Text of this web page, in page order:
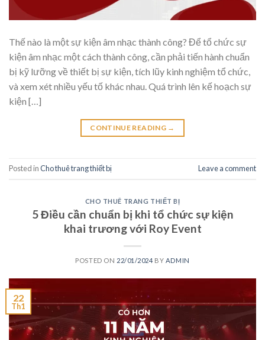
Thế nào là một sự kiện âm nhạc thành công? Để tổ chức sự
kiện âm nhạc một cách thành công, cần phải tiến hành chuẩn
bị kỹ lưỡng về thiết bị sự kiện, tích lũy kinh nghiệm tổ chức,
và xem xét nhiều yếu tố khác nhau. Quá trình lên kế hoạch sự
kiện […]
CONTINUE READING →
Posted inCho thuê trang thiết bị Leave a comment
CHO THUÊ TRANG THIẾT BỊ
5 Điều cần chuẩn bị khi tổ chức sự kiện
khai trương với Roy Event
POSTED ON 22/01/2024 BY ADMIN
22
Th1